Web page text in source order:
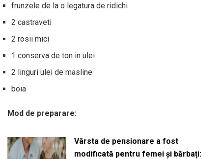
frunzele de la o legatura de ridichi
2 castraveti
2 rosii mici
1 conserva de ton in ulei
2 linguri ulei de masline
boia
Mod de preparare:
Vârsta de pensionare a fost
modificată pentru femei și bărbați: